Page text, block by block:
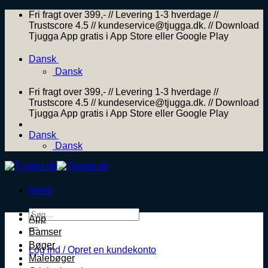
Skip
content
Fri fragt over 399,- // Levering 1-3 hverdage //
Trustscore 4.5 // kundeservice@tjugga.dk. // Download
Tjugga App gratis i App Store eller Google Play
Dansk
Dansk
Fri fragt over 399,- // Levering 1-3 hverdage //
Trustscore 4.5 // kundeservice@tjugga.dk. // Download
Tjugga App gratis i App Store eller Google Play
Dansk
Dansk
Menu
Søg
efter:
Log ind / Opret en kundekonto
App
Bamser
Bøger
Malebøger